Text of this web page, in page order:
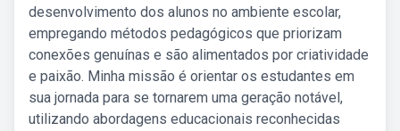
desenvolvimento dos alunos no ambiente escolar,
empregando métodos pedagógicos que priorizam
conexões genuínas e são alimentados por criatividade
e paixão. Minha missão é orientar os estudantes em
sua jornada para se tornarem uma geração notável,
utilizando abordagens educacionais reconhecidas